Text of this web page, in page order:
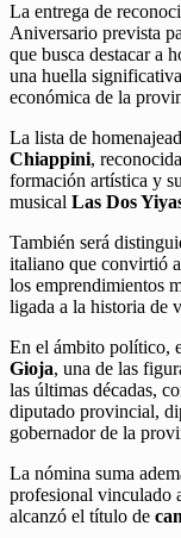
La entrega de
Aniversario prevista
que busca destacar a
una huella
económica de la
La lista de
Chiappini,
formación artística y
musical Las Dos
También será
italiano que convirtió
los emprendimientos
ligada a la historia de
En el ámbito político,
Gioja, una de las
las últimas décadas,
diputado provincial,
gobernador de la
La nómina suma
profesional vinculado
alcanzó el título de